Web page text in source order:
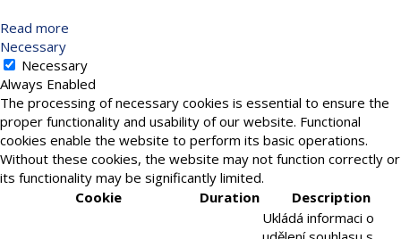
Read more
Necessary
Necessary
Always Enabled
The processing of necessary cookies is essential to ensure the
proper functionality and usability of our website. Functional
cookies enable the website to perform its basic operations.
Without these cookies, the website may not function correctly or
its functionality may be significantly limited.
Cookie
Duration Description
Ukládá informaci o